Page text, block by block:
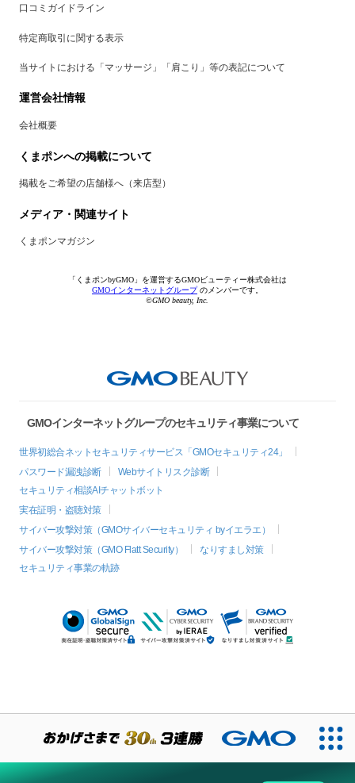
口コミガイドライン
特定商取引に関する表示
当サイトにおける「マッサージ」「肩こり」等の表記について
運営会社情報
会社概要
くまポンへの掲載について
掲載をご希望の店舗様へ（来店型）
メディア・関連サイト
くまポンマガジン
「くまポンbyGMO」を運営するGMOビューティー株式会社は
GMOインターネットグループのメンバーです。
©GMO beauty, Inc.
GMOインターネットグループのセキュリティ事業について
世界初総合ネットセキュリティサービス「GMOセキュリティ24」
パスワード漏洩診断
Webサイトリスク診断
セキュリティ相談AIチャットボット
実在証明・盗聴対策
サイバー攻撃対策（GMOサイバーセキュリティ byイエラエ）
サイバー攻撃対策（GMO Flatt Security）
なりすまし対策
セキュリティ事業の軌跡